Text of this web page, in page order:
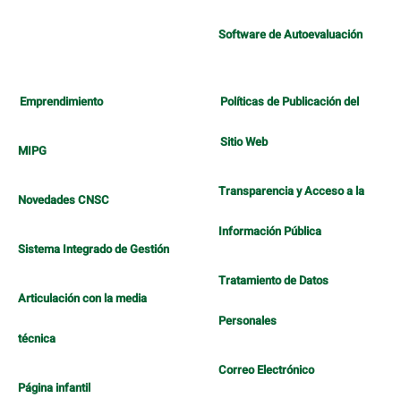
Software de Autoevaluación
Emprendimiento
MIPG
Novedades CNSC
Sistema Integrado de Gestión
Articulación con la media
técnica
Página infantil
Políticas de Publicación del
Sitio Web
Transparencia y Acceso a la
Información Pública
Tratamiento de Datos
Personales
Correo Electrónico